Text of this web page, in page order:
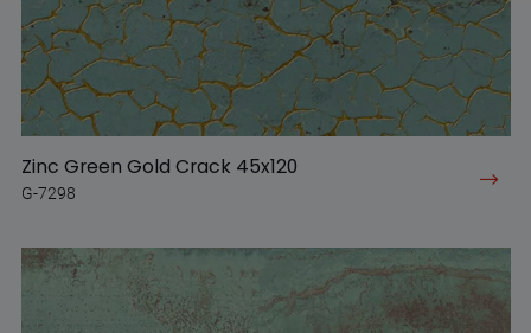
Zinc Green Gold Crack 45x120
G-7298